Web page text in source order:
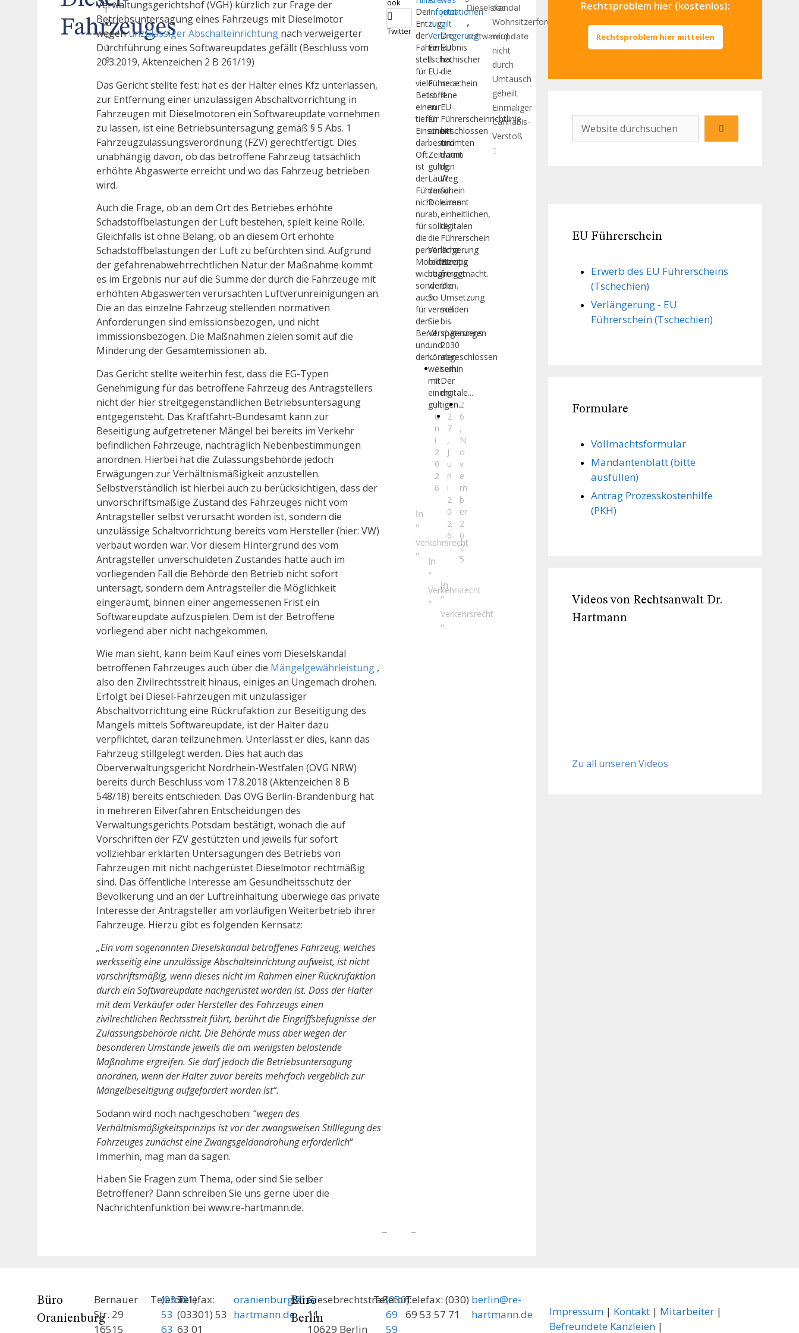
Fahrzeuges
i
2
0
1
9
Verwaltungsgerichtshof (VGH) kürzlich zur Frage der
Betriebsuntersagung eines Fahrzeugs mit Dieselmotor
wegenunzulässiger Abschalteinrichtungnach verweigerter
Durchführung eines Softwareupdates gefällt (Beschluss vom
20.3.2019, Aktenzeichen 2 B 261/19)
Das Gericht stellte fest: hat es der Halter eines Kfz unterlassen,
zur Entfernung einer unzulässigen Abschaltvorrichtung in
Fahrzeugen mit Dieselmotoren ein Softwareupdate vornehmen
zu lassen, ist eine Betriebsuntersagung gemäß § 5 Abs. 1
Fahrzeugzulassungsverordnung (FZV) gerechtfertigt. Dies
unabhängig davon, ob das betroffene Fahrzeug tatsächlich
erhöhte Abgaswerte erreicht und wo das Fahrzeug betrieben
wird.
Auch die Frage, ob an dem Ort des Betriebes erhöhte
Schadstoffbelastungen der Luft bestehen, spielt keine Rolle.
Gleichfalls ist ohne Belang, ob an diesem Ort erhöhte
Schadstoffbelastungen der Luft zu befürchten sind. Aufgrund
der gefahrenabwehrrechtlichen Natur der Maßnahme kommt
es im Ergebnis nur auf die Summe der durch die Fahrzeuge mit
erhöhten Abgaswerten verursachten Luftverunreinigungen an.
Die an das einzelne Fahrzeug stellenden normativen
Anforderungen sind emissionsbezogen, und nicht
immissionsbezogen. Die Maßnahmen zielen somit auf die
Minderung der Gesamtemissionen ab.
Das Gericht stellte weiterhin fest, dass die EG-Typen
Genehmigung für das betroffene Fahrzeug des Antragstellers
nicht der hier streitgegenständlichen Betriebsuntersagung
entgegensteht. Das Kraftfahrt-Bundesamt kann zur
Beseitigung aufgetretener Mängel bei bereits im Verkehr
befindlichen Fahrzeuge, nachträglich Nebenbestimmungen
anordnen. Hierbei hat die Zulassungsbehörde jedoch
Erwägungen zur Verhältnismäßigkeit anzustellen.
Selbstverständlich ist hierbei auch zu berücksichtigen, dass der
unvorschriftsmäßige Zustand des Fahrzeuges nicht vom
Antragsteller selbst verursacht worden ist, sondern die
unzulässige Schaltvorrichtung bereits vom Hersteller (hier: VW)
verbaut worden war. Vor diesem Hintergrund des vom
Antragsteller unverschuldeten Zustandes hatte auch im
vorliegenden Fall die Behörde den Betrieb nicht sofort
untersagt, sondern dem Antragsteller die Möglichkeit
eingeräumt, binnen einer angemessenen Frist ein
Softwareupdate aufzuspielen. Dem ist der Betroffene
vorliegend aber nicht nachgekommen.
Wie man sieht, kann beim Kauf eines vom Dieselskandal
betroffenen Fahrzeuges auch über die Mängelgewährleistung ,
also den Zivilrechtsstreit hinaus, einiges an Ungemach drohen.
Erfolgt bei Diesel-Fahrzeugen mit unzulässiger
Abschaltvorrichtung eine Rückrufaktion zur Beseitigung des
Mangels mittels Softwareupdate, ist der Halter dazu
verpflichtet, daran teilzunehmen. Unterlässt er dies, kann das
Fahrzeug stillgelegt werden. Dies hat auch das
Oberverwaltungsgericht Nordrhein-Westfalen (OVG NRW)
bereits durch Beschluss vom 17.8.2018 (Aktenzeichen 8 B
548/18) bereits entschieden. Das OVG Berlin-Brandenburg hat
in mehreren Eilverfahren Entscheidungen des
Verwaltungsgerichts Potsdam bestätigt, wonach die auf
Vorschriften der FZV gestützten und jeweils für sofort
vollziehbar erklärten Untersagungen des Betriebs von
Fahrzeugen mit nicht nachgerüstet Dieselmotor rechtmäßig
sind. Das öffentliche Interesse am Gesundheitsschutz der
Bevölkerung und an der Luftreinhaltung überwiege das private
Interesse der Antragsteller am vorläufigen Weiterbetrieb ihrer
Fahrzeuge. Hierzu gibt es folgenden Kernsatz:
„Ein vom sogenannten Dieselskandal betroffenes Fahrzeug, welches
werksseitig eine unzulässige Abschalteinrichtung aufweist, ist nicht
vorschriftsmäßig, wenn dieses nicht im Rahmen einer Rückrufaktion
durch ein Softwareupdate nachgerüstet worden ist. Dass der Halter
mit dem Verkäufer oder Hersteller des Fahrzeugs einen
zivilrechtlichen Rechtsstreit führt, berührt die Eingriffsbefugnisse der
Zulassungsbehörde nicht. Die Behörde muss aber wegen der
besonderen Umstände jeweils die am wenigsten belastende
Maßnahme ergreifen. Sie darf jedoch die Betriebsuntersagung
anordnen, wenn der Halter zuvor bereits mehrfach vergeblich zur
Mängelbeseitigung aufgefordert worden ist“.
Sodann wird noch nachgeschoben: “wegen des
Verhältnismäßigkeitsprinzips ist vor der zwangsweisen Stilllegung des
Fahrzeuges zunächst eine Zwangsgeldandrohung erforderlich“
Immerhin, mag man da sagen.
Haben Sie Fragen zum Thema, oder sind Sie selber
Betroffener? Dann schreiben Sie uns gerne über die
Nachrichtenfunktion bei www.re-hartmann.de.
ook
Twitter
Der
Entzug
der
Fahrerlaubnis
stellt
für
viele
Betroffene
einen
tiefen
Einschnitt
dar.
Oft
ist
der
Führerschein
nicht
nur
für
die
persönliche
Mobilität
wichtig,
sondern
auch
für
den
Beruf
und
den...
2
8
,
J
u
n
i
2
0
2
6
In
"
Verkehrsrecht
"
Informationen
zur
Verlängerung
Ein
tschechischer
EU-
Führerschein
ist
nur
für
einen
bestimmten
Zeitraum
gültig.
Läuft
das
Dokument
ab,
sollte
die
Verlängerung
rechtzeitig
beantragt
werden.
So
vermeiden
Sie
Verzögerungen
und
können
weiterhin
mit
einem
gültigen...
2
7
,
J
u
n
i
2
0
2
6
In
"
Verkehrsrecht
"
jetzt
gilt
Die
EU
hat
die
neue
4.
EU-
Führerscheinrichtlinie
beschlossen
und
damit
den
Weg
für
einen
einheitlichen,
digitalen
Führerschein
in
Europa
freigemacht.
Die
Umsetzung
soll
bis
spätestens
2030
abgeschlossen
sein.
Der
digitale...
2
6
,
N
o
v
e
m
b
er
2
0
2
5
In
"
Verkehrsrecht
"
Dieselskandal
,
softwareupdate
das
Wohnsitzerfordernis
wird
nicht
durch
Umtausch
geheilt
Einmaliger
Cannabis-
Verstoß
Rechtsproblem hier (kostenlos):
Rechtsproblem hier mitteilen
EU Führerschein
Erwerb des EU Führerscheins
(Tschechien)
Verlängerung - EU
Führerschein (Tschechien)
Formulare
Vollmachts­formular
Mandanten­blatt (bitte
ausfüllen)
Antrag Prozesskostenhilfe
(PKH)
Videos von Rechtsanwalt Dr.
Hartmann
Zu all unseren Videos
Büro
Oranienburg
Bernauer
Str. 29
16515
Telefon:
(03301)
53
63
Telefax:
(03301) 53
63 01
oranienburg@re-
hartmann.de
Büro
Berlin
Giesebrechtstraße
11
10629 Berlin
Telefon:
(030)
69
59
Telefax: (030)
69 53 57 71
berlin@re-
hartmann.de
Impressum| Kontakt| Mitarbeiter|
Befreundete Kanzleien|